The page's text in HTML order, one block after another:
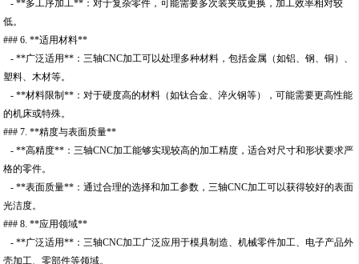
- **多工序加工**：对于复杂零件，可能需要多次装夹或更换，加工效率相对较
低。
### 6. **适用材料**
- **广泛适用**：三轴CNC加工可以处理多种材料，包括金属（如铝、钢、铜）、
塑料、木材等。
- **材料限制**：对于硬度高的材料（如钛合金、淬火钢等），可能需要更高性能
的机床或特殊。
### 7. **精度与表面质量**
- **高精度**：三轴CNC加工能够实现较高的加工精度，适合对尺寸和形状要求严
格的零件。
- **表面质量**：通过合理的选择和加工参数，三轴CNC加工可以获得较好的表面
光洁度。
### 8. **应用领域**
- **广泛适用**：三轴CNC加工广泛应用于模具制造、机械零件加工、电子产品外
壳加工、零部件等领域。